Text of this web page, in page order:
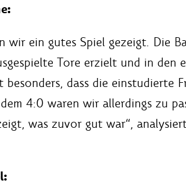
wir ein gutes Spiel gezeigt. Die
Tore erzielt und in den
dass die einstudierte
4:0 waren wir allerdings zu
was zuvor gut war“,